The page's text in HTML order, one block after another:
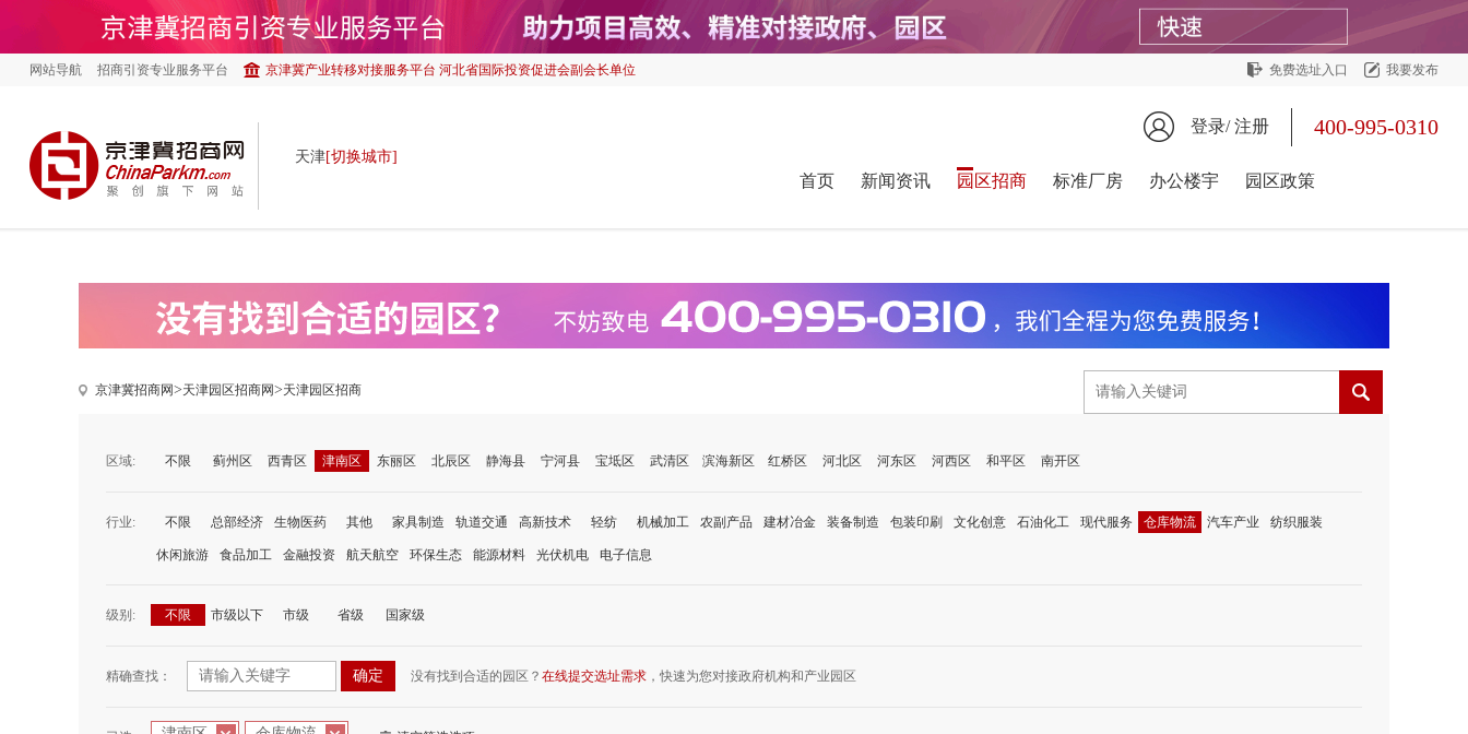
网站导航 招商引资专业服务平台 京津冀产业转移对接服务平台 河北省国际投资促进会副会长单位 免费选址入口 我要发布
天津[切换城市]
登录/ 注册 400-995-0310
首页 新闻资讯 园区招商 标准厂房 办公楼宇 园区政策
京津冀招商网>天津园区招商网>天津园区招商
区域: 不限 蓟州区 西青区 津南区 东丽区 北辰区 静海县 宁河县 宝坻区 武清区 滨海新区 红桥区 河北区 河东区 河西区 和平区 南开区
行业: 不限 总部经济 生物医药 其他 家具制造 轨道交通 高新技术 轻纺 机械加工 农副产品 建材冶金 装备制造 包装印刷 文化创意 石油化工 现代服务 仓库物流 汽车产业 纺织服装
休闲旅游 食品加工 金融投资 航天航空 环保生态 能源材料 光伏机电 电子信息
级别: 不限 市级以下 市级 省级 国家级
精确查找： 没有找到合适的园区？ 在线提交选址需求 ，快速为您对接政府机构和产业园区